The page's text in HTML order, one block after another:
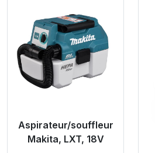
Aspirateur/souffleur
Makita, LXT, 18V